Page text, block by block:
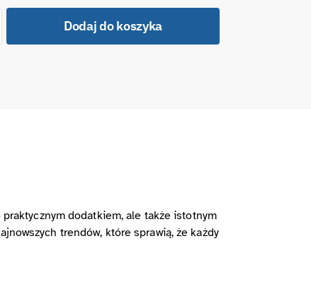
Dodaj do koszyka
dodatkiem, ale także istotnym
trendów, które sprawią, że każdy